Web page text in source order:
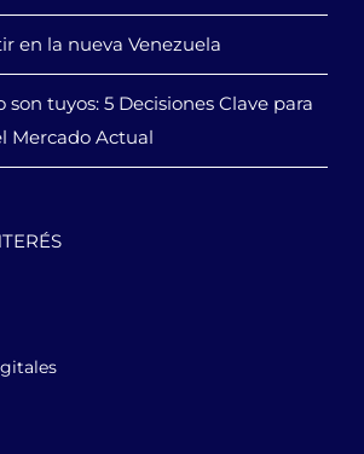
en la nueva Venezuela
son tuyos: 5 Decisiones Clave para
Mercado Actual